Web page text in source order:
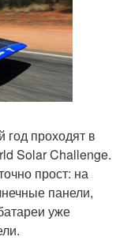
проходят в
Solar Challenge.
прост: на
панели,
уже